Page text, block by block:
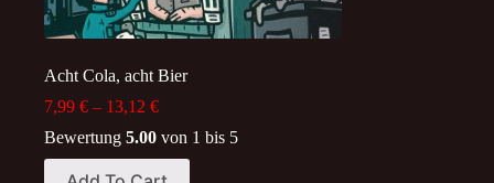
Acht Cola, acht Bier
7,99 € – 13,12 €Price
7,99 €
through
Bewertung 5.00 von 1 bis 5
This